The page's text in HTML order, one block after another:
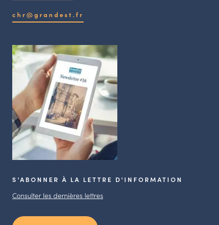
chr@grandest.fr
S'ABONNER À LA LETTRE D'INFORMATION
Consulter les dernières lettres